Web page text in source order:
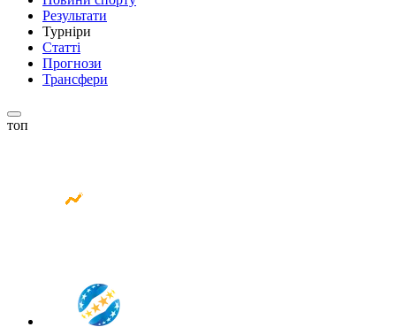
Результати
Турніри
Статті
Прогнози
Трансфери
топ